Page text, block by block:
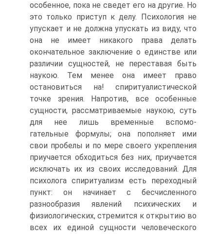
особенное, пока не сведет его на другие. Но
это только приступ к делу. Психология не
упускает и не должна упускать из виду, что
она не имеет никакого права делать
окончательное заключение о единстве или
различии сущностей, не переставая быть
наукою. Тем менее она имеет право
остановиться на! спиритуалистической
точке зрения. Напротив, все особенные
сущности, рассматриваемые наукою, суть
для нее лишь временные вспомо-
гательные формулы; она пополняет ими
свои пробелы и по мере своего укрепления
приучается обходиться без них, приучается
исключать их из своих исследований. Для
психолога спиритуализм есть переходный
пункт: он начинает с бесчисленного
разнообразия явлений психических и
физиологических, стремится к открытию во
всех их единой сущности человеческого